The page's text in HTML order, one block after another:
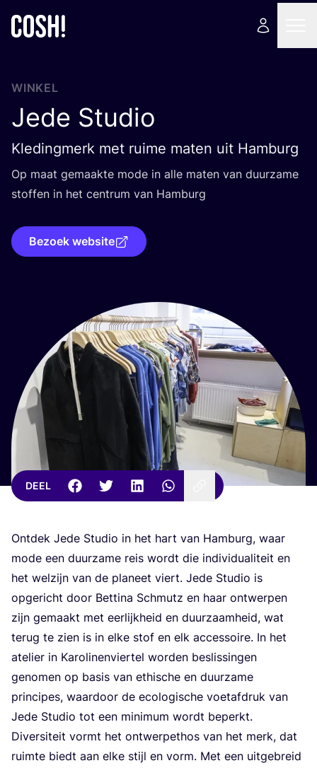
WINKEL
Jede Studio
Kledingmerk met ruime maten uit Hamburg
Op maat gemaak­te mode in alle maten van duur­za­me
stof­fen in het cen­trum van Hamburg
Bezoek website
DEEL
Ont­dek Jede Stu­dio in het hart van Ham­burg, waar
mode een duur­za­me reis wordt die indi­vi­du­a­li­teit en
het wel­zijn van de pla­neet viert. Jede Stu­dio is
opge­richt door Bet­ti­na Sch­mutz en haar ont­wer­pen
zijn gemaakt met eer­lijk­heid en duur­zaam­heid, wat
terug te zien is in elke stof en elk acces­soi­re. In het
ate­lier in Karo­li­nen­vier­tel wor­den beslis­sin­gen
geno­men op basis van ethi­sche en duur­za­me
prin­ci­pes, waar­door de eco­lo­gi­sche voet­af­druk van
Jede Stu­dio tot een mini­mum wordt beperkt.
Diver­si­teit vormt het ont­wer­pe­thos van het merk, dat
ruim­te biedt aan elke stijl en vorm. Met een uit­ge­breid